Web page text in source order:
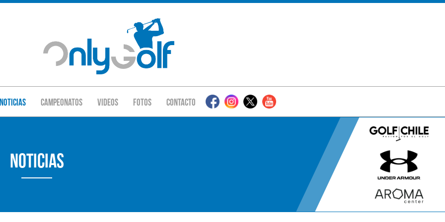
Noticias Campeonatos Videos Fotos Contacto
Noticias